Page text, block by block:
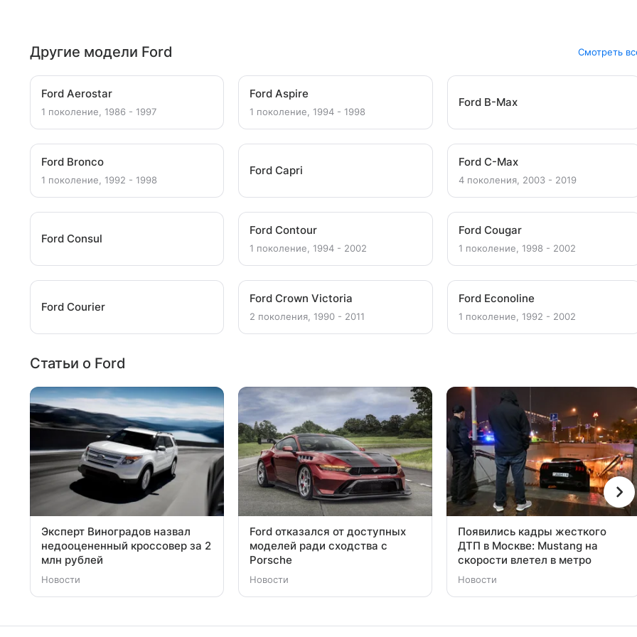
Другие модели Ford Смотреть
Ford Aerostar
1 поколение, 1986 - 1997
Ford Aspire
1 поколение, 1994 - 1998
Ford B-Max
Ford Bronco
1 поколение, 1992 - 1998
Ford Capri
Ford C-Max
4 поколения, 2003 - 2019
Ford Consul
Ford Contour
1 поколение, 1994 - 2002
Ford Cougar
1 поколение, 1998 - 2002
Ford Courier
Ford Crown Victoria
2 поколения, 1990 - 2011
Ford Econoline
1 поколение, 1992 - 2002
Статьи о Ford
Эксперт Виноградов назвал
недооцененный кроссовер за 2
млн рублей
Новости
Ford отказался от доступных
моделей ради сходства с
Porsche
Новости
Появились кадры жесткого
ДТП в Москве: Mustang на
скорости влетел в метро
Новости